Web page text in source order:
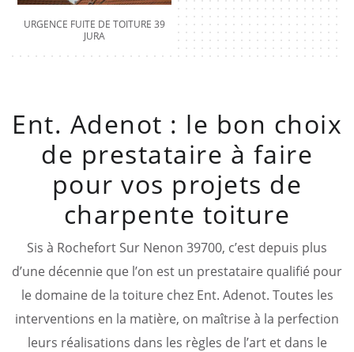
URGENCE FUITE DE TOITURE 39
JURA
Ent. Adenot : le bon choix
de prestataire à faire
pour vos projets de
charpente toiture
Sis à Rochefort Sur Nenon 39700, c’est depuis plus
d’une décennie que l’on est un prestataire qualifié pour
le domaine de la toiture chez Ent. Adenot. Toutes les
interventions en la matière, on maîtrise à la perfection
leurs réalisations dans les règles de l’art et dans le